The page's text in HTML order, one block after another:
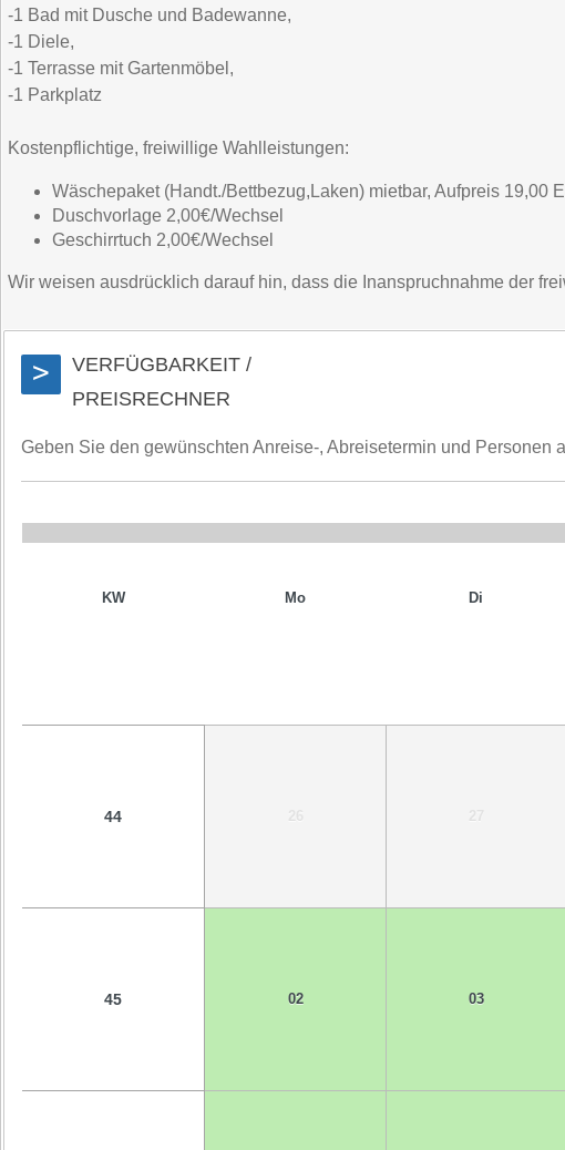
-1 Bad mit Dusche und Badewanne,
-1 Diele,
-1 Terrasse mit Gartenmöbel,
-1 Parkplatz
Kostenpflichtige, freiwillige Wahlleistungen:
Wäschepaket (Handt./Bettbezug,Laken) mietbar, Aufpreis 19,00
Duschvorlage 2,00€/Wechsel
Geschirrtuch 2,00€/Wechsel
Wir weisen ausdrücklich darauf hin, dass die Inanspruchnahme der
>
VERFÜGBARKEIT /
PREISRECHNER
Geben Sie den gewünschten Anreise-, Abreisetermin und Personen
KW Mo Di
44 26 27
45 02 03